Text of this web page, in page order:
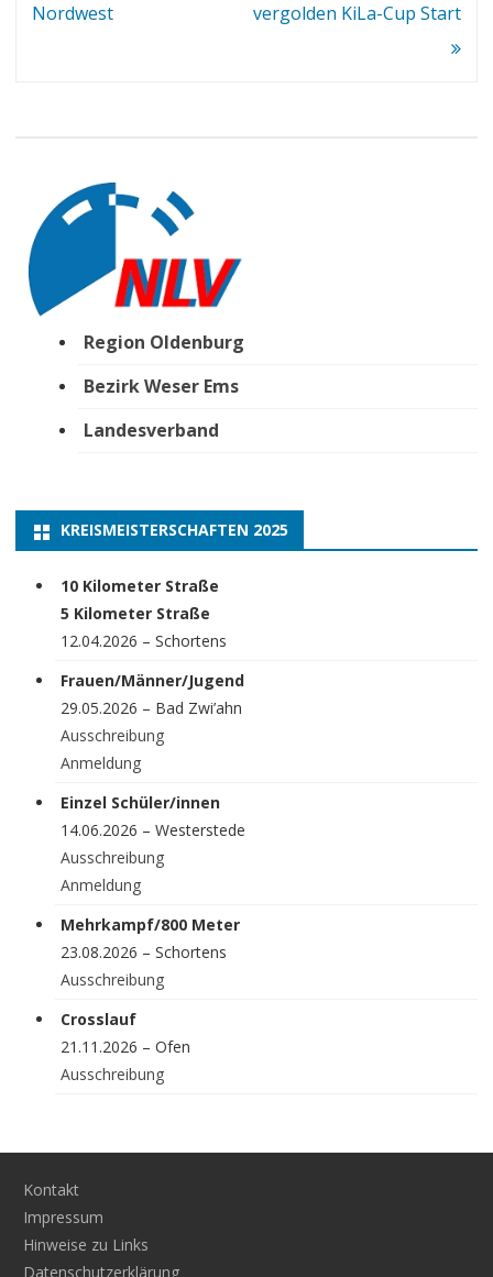
Nordwest
vergolden KiLa-Cup Start
Region Oldenburg
Bezirk Weser Ems
Landesverband
KREISMEISTERSCHAFTEN 2025
10 Kilometer Straße
5 Kilometer Straße
12.04.2026 – Schortens
Frauen/Männer/Jugend
29.05.2026 – Bad Zwi’ahn
Ausschreibung
Anmeldung
Einzel Schüler/innen
14.06.2026 – Westerstede
Ausschreibung
Anmeldung
Mehrkampf/800 Meter
23.08.2026 – Schortens
Ausschreibung
Crosslauf
21.11.2026 – Ofen
Ausschreibung
Kontakt
Impressum
Hinweise zu Links
Datenschutzerklärung